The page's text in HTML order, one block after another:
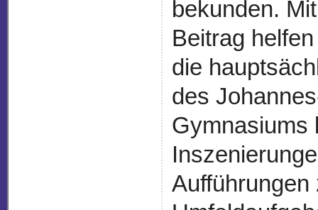
bekunden.
Beitrag
die
des
Gymnasiums